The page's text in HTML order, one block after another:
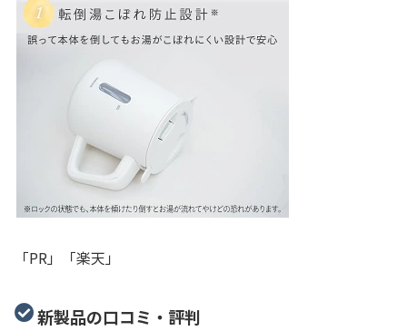
「PR」「楽天」
新製品の口コミ・評判